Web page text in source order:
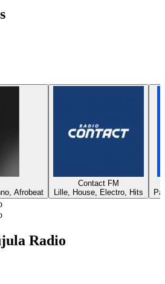
Afrobeat
Contact FM
Lille, House, Electro, Hits
Radio